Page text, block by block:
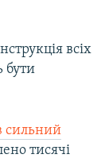
всіх
бути
сильний
тисячі